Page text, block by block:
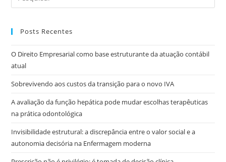
Posts Recentes
O Direito Empresarial como base estruturante da atuação contábil
atual
Sobrevivendo aos custos da transição para o novo IVA
A avaliação da função hepática pode mudar escolhas terapêuticas
na prática odontológica
Invisibilidade estrutural: a discrepância entre o valor social e a
autonomia decisória na Enfermagem moderna